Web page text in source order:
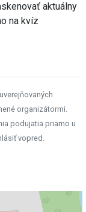
aktuálny
na kvíz
organizátormi.
podujatia priamo u
vopred.